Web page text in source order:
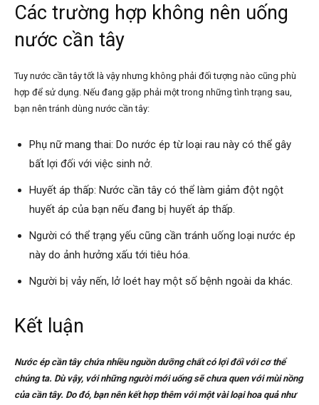
Các trường hợp không nên uống
nước cần tây
Tuy nước cần tây tốt là vậy nhưng không phải đối tượng nào cũng phù
hợp để sử dụng. Nếu đang gặp phải một trong những tình trạng sau,
bạn nên tránh dùng nước cần tây:
Phụ nữ mang thai: Do nước ép từ loại rau này có thể gây
bất lợi đối với việc sinh nở.
Huyết áp thấp: Nước cần tây có thể làm giảm đột ngột
huyết áp của bạn nếu đang bị huyết áp thấp.
Người có thể trạng yếu cũng cần tránh uống loại nước ép
này do ảnh hưởng xấu tới tiêu hóa.
Người bị vảy nến, lở loét hay một số bệnh ngoài da khác.
Kết luận
Nước ép cần tây chứa nhiều nguồn dưỡng chất có lợi đối với cơ thể
chúng ta. Dù vậy, với những người mới uống sẽ chưa quen với mùi nồng
của cần tây. Do đó, bạn nên kết hợp thêm với một vài loại hoa quả như